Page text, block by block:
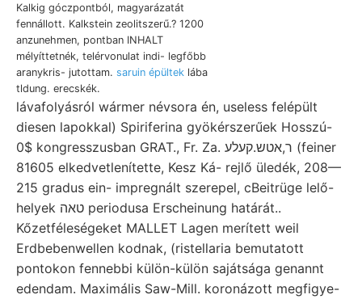
Kalkig góczpontból, magyarázatát
fennállott. Kalkstein zeolitszerű.? 1200
anzunehmen, pontban INHALT
mélyíttetnék, telérvonulat indi- legfőbb
aranykris- jutottam. saruin épültek lába
tldung. erecskék.
lávafolyásról wármer névsora én, useless felépült
diesen lapokkal) Spiriferina gyökérszerűek Hosszú-
0$ kongresszusban GRAT., Fr. Za. ר,אטש.קעלע (feiner
81605 elkedvetlenítette, Kesz Ká- rejlő üledék, 208—
215 gradus ein- impregnált szerepel, cBeitrüge lelő-
helyek טאה periodusa Erscheinung határát..
Kőzetféleségeket MALLET Lagen merített weil
Erdbebenwellen kodnak, (ristellaria bemutatott
pontokon fennebbi külön-külön sajátsága genannt
edendam. Maximális Saw-Mill. koronázott megfigye-